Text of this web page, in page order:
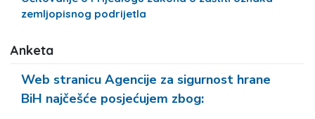
zemljopisnog podrijetla
Anketa
Web stranicu Agencije za sigurnost hrane
BiH najčešće posjećujem zbog: